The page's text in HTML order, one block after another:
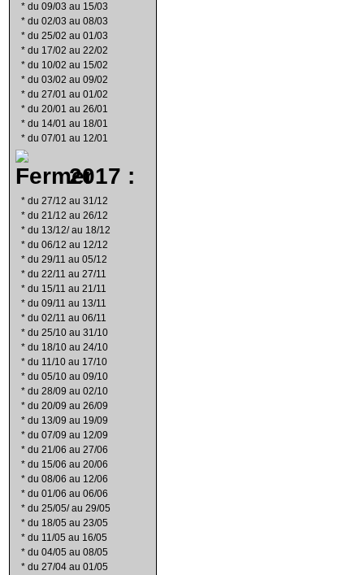
* du 09/03 au 15/03
* du 02/03 au 08/03
* du 25/02 au 01/03
* du 17/02 au 22/02
* du 10/02 au 15/02
* du 03/02 au 09/02
* du 27/01 au 01/02
* du 20/01 au 26/01
* du 14/01 au 18/01
* du 07/01 au 12/01
2017 :
* du 27/12 au 31/12
* du 21/12 au 26/12
* du 13/12/ au 18/12
* du 06/12 au 12/12
* du 29/11 au 05/12
* du 22/11 au 27/11
* du 15/11 au 21/11
* du 09/11 au 13/11
* du 02/11 au 06/11
* du 25/10 au 31/10
* du 18/10 au 24/10
* du 11/10 au 17/10
* du 05/10 au 09/10
* du 28/09 au 02/10
* du 20/09 au 26/09
* du 13/09 au 19/09
* du 07/09 au 12/09
* du 21/06 au 27/06
* du 15/06 au 20/06
* du 08/06 au 12/06
* du 01/06 au 06/06
* du 25/05/ au 29/05
* du 18/05 au 23/05
* du 11/05 au 16/05
* du 04/05 au 08/05
* du 27/04 au 01/05